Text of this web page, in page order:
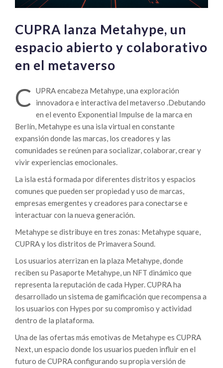
CUPRA lanza Metahype, un
espacio abierto y colaborativo
en el metaverso
C UPRA encabeza Metahype, una exploración
innovadora e interactiva del metaverso .Debutando
en el evento Exponential Impulse de la marca en
Berlín, Metahype es una isla virtual en constante
expansión donde las marcas, los creadores y las
comunidades se reúnen para socializar, colaborar, crear y
vivir experiencias emocionales.
La isla está formada por diferentes distritos y espacios
comunes que pueden ser propiedad y uso de marcas,
empresas emergentes y creadores para conectarse e
interactuar con la nueva generación.
Metahype se distribuye en tres zonas: Metahype square,
CUPRA y los distritos de Primavera Sound.
Los usuarios aterrizan en la plaza Metahype, donde
reciben su Pasaporte Metahype, un NFT dinámico que
representa la reputación de cada Hyper. CUPRA ha
desarrollado un sistema de gamificación que recompensa a
los usuarios con Hypes por su compromiso y actividad
dentro de la plataforma.
Una de las ofertas más emotivas de Metahype es CUPRA
Next, un espacio donde los usuarios pueden influir en el
futuro de CUPRA configurando su propia versión de